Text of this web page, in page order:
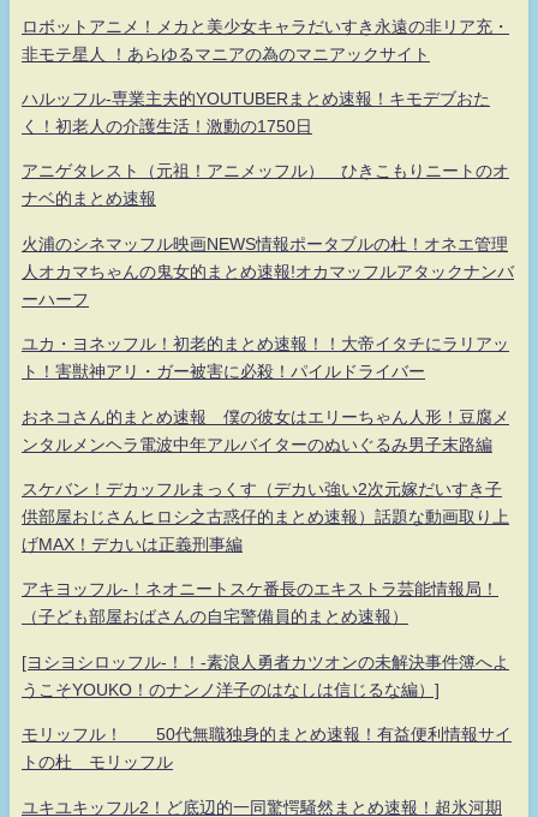
ロボットアニメ！メカと美少女キャラだいすき永遠の非リア充・
非モテ星人 ！あらゆるマニアの為のマニアックサイト
ハルッフル-専業主夫的YOUTUBERまとめ速報！キモデブおた
く！初老人の介護生活！激動の1750日
アニゲタレスト（元祖！アニメッフル） ひきこもりニートのオ
ナベ的まとめ速報
火浦のシネマッフル映画NEWS情報ポータブルの杜！オネエ管理
人オカマちゃんの鬼女的まとめ速報!オカマッフルアタックナンバ
ーハーフ
ユカ・ヨネッフル！初老的まとめ速報！！大帝イタチにラリアッ
ト！害獣神アリ・ガー被害に必殺！パイルドライバー
おネコさん的まとめ速報 僕の彼女はエリーちゃん人形！豆腐メ
ンタルメンヘラ電波中年アルバイターのぬいぐるみ男子末路編
スケバン！デカッフルまっくす（デカい強い2次元嫁だいすき子
供部屋おじさんヒロシ之古惑仔的まとめ速報）話題な動画取り上
げMAX！デカいは正義刑事編
アキヨッフル-！ネオニートスケ番長のエキストラ芸能情報局！
（子ども部屋おばさんの自宅警備員的まとめ速報）
[ヨシヨシロッフル-！！-素浪人勇者カツオンの未解決事件簿へよ
うこそYOUKO！のナンノ洋子のはなしは信じるな編）]
モリッフル！ 50代無職独身的まとめ速報！有益便利情報サイ
トの杜 モリッフル
ユキユキッフル2！ど底辺的一同驚愕騒然まとめ速報！超氷河期